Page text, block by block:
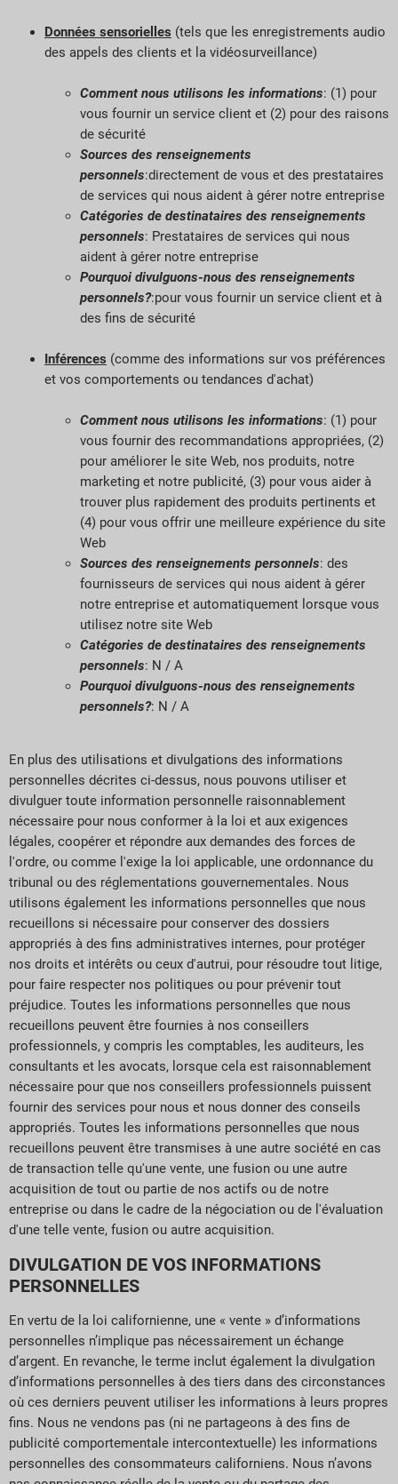
Données sensorielles (tels que les enregistrements audio
des appels des clients et la vidéosurveillance)
Comment nous utilisons les informations: (1) pour
vous fournir un service client et (2) pour des raisons
de sécurité
Sources des renseignements
personnels:directement de vous et des prestataires
de services qui nous aident à gérer notre entreprise
Catégories de destinataires des renseignements
personnels: Prestataires de services qui nous
aident à gérer notre entreprise
Pourquoi divulguons-nous des renseignements
personnels?:pour vous fournir un service client et à
des fins de sécurité
Inférences (comme des informations sur vos préférences
et vos comportements ou tendances d'achat)
Comment nous utilisons les informations: (1) pour
vous fournir des recommandations appropriées, (2)
pour améliorer le site Web, nos produits, notre
marketing et notre publicité, (3) pour vous aider à
trouver plus rapidement des produits pertinents et
(4) pour vous offrir une meilleure expérience du site
Web
Sources des renseignements personnels: des
fournisseurs de services qui nous aident à gérer
notre entreprise et automatiquement lorsque vous
utilisez notre site Web
Catégories de destinataires des renseignements
personnels: N / A
Pourquoi divulguons-nous des renseignements
personnels?: N / A
En plus des utilisations et divulgations des informations
personnelles décrites ci-dessus, nous pouvons utiliser et
divulguer toute information personnelle raisonnablement
nécessaire pour nous conformer à la loi et aux exigences
légales, coopérer et répondre aux demandes des forces de
l'ordre, ou comme l'exige la loi applicable, une ordonnance du
tribunal ou des réglementations gouvernementales. Nous
utilisons également les informations personnelles que nous
recueillons si nécessaire pour conserver des dossiers
appropriés à des fins administratives internes, pour protéger
nos droits et intérêts ou ceux d'autrui, pour résoudre tout litige,
pour faire respecter nos politiques ou pour prévenir tout
préjudice. Toutes les informations personnelles que nous
recueillons peuvent être fournies à nos conseillers
professionnels, y compris les comptables, les auditeurs, les
consultants et les avocats, lorsque cela est raisonnablement
nécessaire pour que nos conseillers professionnels puissent
fournir des services pour nous et nous donner des conseils
appropriés. Toutes les informations personnelles que nous
recueillons peuvent être transmises à une autre société en cas
de transaction telle qu'une vente, une fusion ou une autre
acquisition de tout ou partie de nos actifs ou de notre
entreprise ou dans le cadre de la négociation ou de l'évaluation
d'une telle vente, fusion ou autre acquisition.
DIVULGATION DE VOS INFORMATIONS
PERSONNELLES
En vertu de la loi californienne, une « vente » d’informations
personnelles n’implique pas nécessairement un échange
d’argent. En revanche, le terme inclut également la divulgation
d’informations personnelles à des tiers dans des circonstances
où ces derniers peuvent utiliser les informations à leurs propres
fins. Nous ne vendons pas (ni ne partageons à des fins de
publicité comportementale intercontextuelle) les informations
personnelles des consommateurs californiens. Nous n’avons